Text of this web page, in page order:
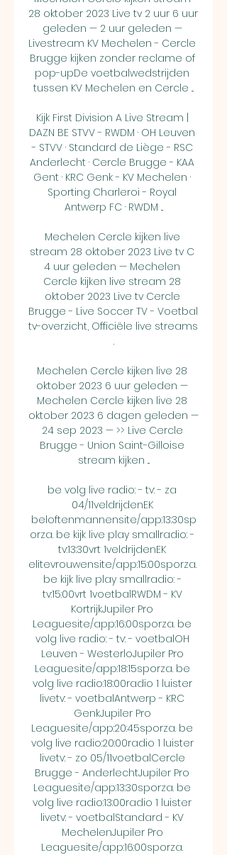
28 oktober 2023 Live tv 2 uur 6 uur
geleden — 2 uur geleden —
Livestream KV Mechelen - Cercle
Brugge kijken zonder reclame of
pop-upDe voetbalwedstrijden
tussen KV Mechelen en Cercle ...
Kijk First Division A Live Stream |
DAZN BE STVV - RWDM · OH Leuven
- STVV · Standard de Liège - RSC
Anderlecht · Cercle Brugge - KAA
Gent · KRC Genk - KV Mechelen ·
Sporting Charleroi - Royal
Antwerp FC · RWDM ...
Mechelen Cercle kijken live
stream 28 oktober 2023 Live tv C
4 uur geleden — Mechelen
Cercle kijken live stream 28
oktober 2023 Live tv Cercle
Brugge - Live Soccer TV - Voetbal
tv-overzicht, Officiële live streams
.
Mechelen Cercle kijken live 28
oktober 2023 6 uur geleden —
Mechelen Cercle kijken live 28
oktober 2023 6 dagen geleden —
24 sep 2023 — >> Live Cercle
Brugge - Union Saint-Gilloise
stream kijken ...
be volg live radio: - tv: - za
04/11veldrijdenEK
beloftenmannensite/app:13:30sp
orza. be kijk live play smallradio: -
tv:13:30vrt 1veldrijdenEK
elitevrouwensite/app:15:00sporza.
be kijk live play smallradio: -
tv:15:00vrt 1voetbalRWDM - KV
KortrijkJupiler Pro
Leaguesite/app:16:00sporza. be
volg live radio: - tv: - voetbalOH
Leuven - WesterloJupiler Pro
Leaguesite/app:18:15sporza. be
volg live radio:18:00radio 1 luister
livetv: - voetbalAntwerp - KRC
GenkJupiler Pro
Leaguesite/app:20:45sporza. be
volg live radio:20:00radio 1 luister
livetv: - zo 05/11voetbalCercle
Brugge - AnderlechtJupiler Pro
Leaguesite/app:13:30sporza. be
volg live radio:13:00radio 1 luister
livetv: - voetbalStandard - KV
MechelenJupiler Pro
Leaguesite/app:16:00sporza.